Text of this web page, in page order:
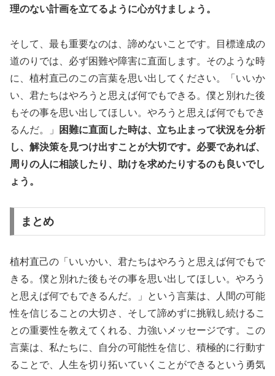
理のない計画を立てるように心がけましょう。
そして、最も重要なのは、諦めないことです。目標達成の
道のりでは、必ず困難や障害に直面します。そのような時
に、植村直己のこの言葉を思い出してください。「いいか
い、君たちはやろうと思えば何でもできる。僕と別れた後
もその事を思い出してほしい。やろうと思えば何でもでき
るんだ。」
困難に直面した時は、立ち止まって状況を分析
し、解決策を見つけ出すことが大切です。必要であれば、
周りの人に相談したり、助けを求めたりするのも良いでし
ょう。
まとめ
植村直己の「いいかい、君たちはやろうと思えば何でもで
きる。僕と別れた後もその事を思い出してほしい。やろう
と思えば何でもできるんだ。」という言葉は、人間の可能
性を信じることの大切さ、そして諦めずに挑戦し続けるこ
との重要性を教えてくれる、力強いメッセージです。この
言葉は、私たちに、自分の可能性を信じ、積極的に行動す
ることで、人生を切り拓いていくことができるという勇気